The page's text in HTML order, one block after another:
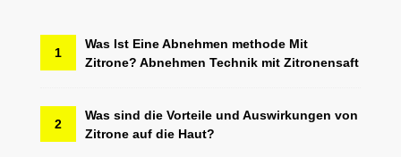
1
Was Ist Eine Abnehmen methode Mit
Zitrone? Abnehmen Technik mit Zitronensaft
2
Was sind die Vorteile und Auswirkungen von
Zitrone auf die Haut?